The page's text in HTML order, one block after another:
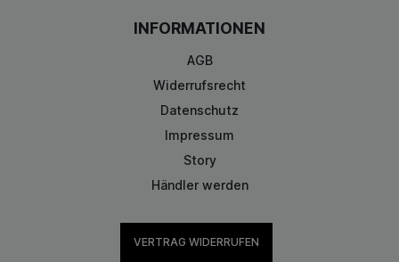
INFORMATIONEN
AGB
Widerrufsrecht
Datenschutz
Impressum
Story
Händler werden
VERTRAG WIDERRUFEN